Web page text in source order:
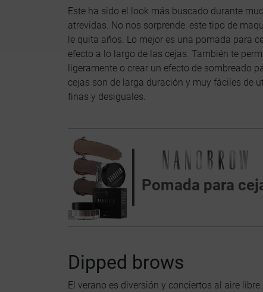
Este ha sido el look más buscado durante
atrevidas. No nos sorprende: este tipo de
le quita años. Lo mejor es una pomada para
efecto a lo largo de las cejas. También te
ligeramente o crear un efecto de sombreado
cejas son de larga duración y muy fáciles de
finas y desiguales.
Pomada para
Dipped brows
El verano es diversión y conciertos al aire